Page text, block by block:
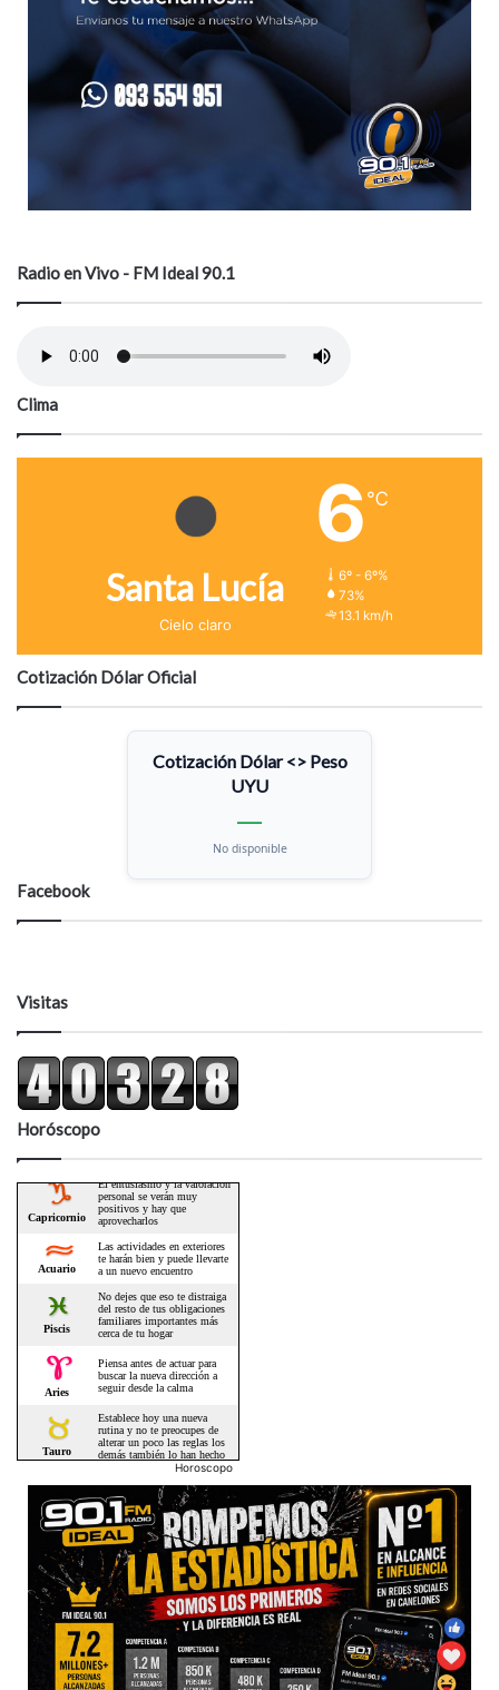
Radio en Vivo - FM Ideal 90.1
Clima
Santa Lucía
Cielo claro
6 ℃
6º - 6º%
73%
13.1 km/h
Cotización Dólar Oficial
Cotización Dólar <> Peso
UYU
—
No disponible
Facebook
Visitas
Horóscopo
Horoscopo